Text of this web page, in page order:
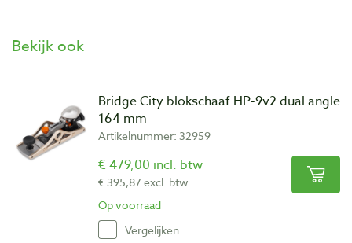
Bekijk ook
Bridge City blokschaaf HP-9v2 dual angle
164 mm
Artikelnummer: 32959
€ 479,00 incl. btw
€ 395,87 excl. btw
Op voorraad
Vergelijken